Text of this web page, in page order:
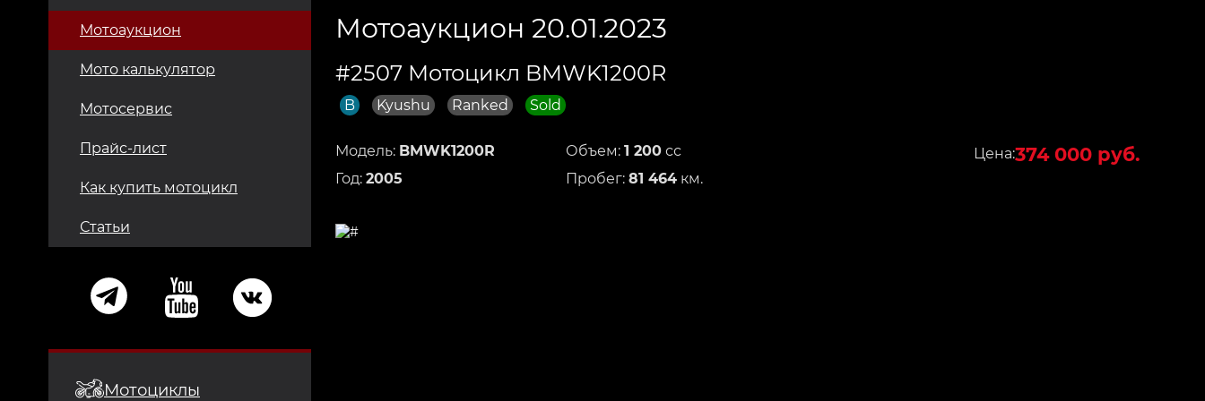
Мотоаукцион
Мото калькулятор
Мотосервис
Прайс-лист
Как купить мотоцикл
Статьи
Мотоциклы
Мотоаукцион 20.01.2023
#2507 Мотоцикл BMWK1200R
B Kyushu Ranked Sold
Модель: BMWK1200R
Год: 2005
Объем: 1 200 сс
Пробег: 81 464 км.
Цена:374 000 руб.